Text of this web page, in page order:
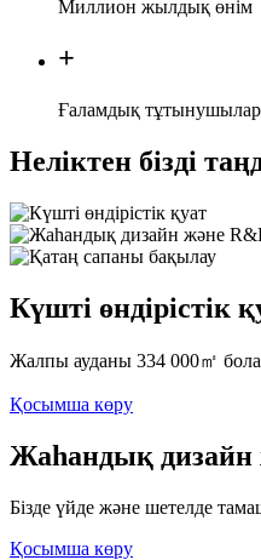
Миллион жылдық өнім
+
Ғаламдық тұтынушылар
Неліктен бізді
Күшті өндірістік
Жалпы ауданы 334 000㎡
Қосымша көру
Жаһандық дизайн
Бізде үйде және шетелде
Қосымша көру